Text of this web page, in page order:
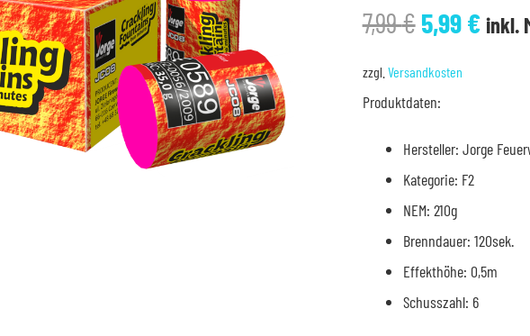
7,99€
Preis
war:
7,99 €
5,99€
Preis
inkl.
zzgl. Versandkosten
Produktdaten:
Hersteller: Jorge
Kategorie: F2
NEM: 210g
Brenndauer: 120sek.
Effekthöhe: 0,5m
Schusszahl: 6